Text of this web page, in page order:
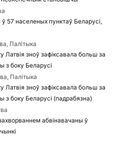
57 населеных пунктаў Беларусі,
Палітыка
зноў зафіксавала больш за
боку Беларусі
Палітыка
зноў зафіксавала больш за
боку Беларусі (падрабязна)
абвінавачаны ў